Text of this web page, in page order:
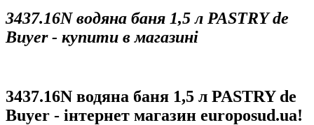
3437.16N водяна баня 1,5 л PASTRY de
Buyer - купити в магазині
3437.16N водяна баня 1,5 л PASTRY de
Buyer - інтернет магазин europosud.ua!